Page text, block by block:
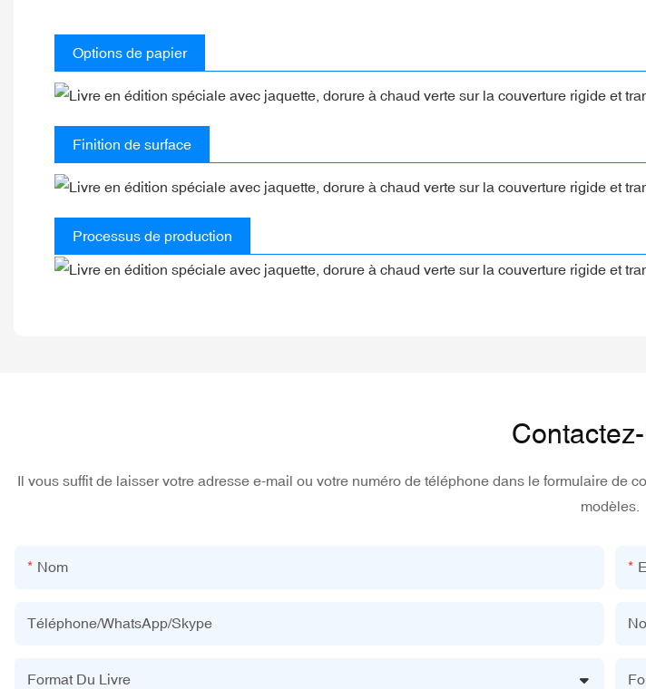
Options de papier
Finition de surface
Processus de production
Il vous suffit de laisser votre adresse e-mail ou votre numéro de téléphone dans le formulaire de
modèles.
Nom
Téléphone/WhatsApp/Skype
Format Du Livre